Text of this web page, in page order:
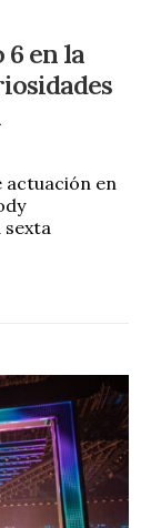
en la
actuación en
sexta